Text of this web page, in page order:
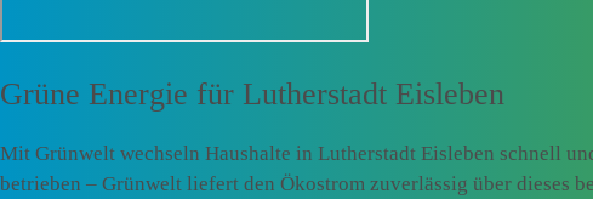
Grüne Energie für Lutherstadt Eisleben
Mit Grünwelt wechseln Haushalte in Lutherstadt Eisleben schnell
betrieben – Grünwelt liefert den Ökostrom zuverlässig über dieses